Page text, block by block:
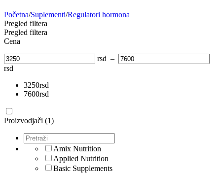
Početna/Suplementi/Regulatori hormona
Pregled filtera
Pregled filtera
Cena
rsd –
rsd
3250rsd
7600rsd
Proizvodjači (1)
Amix Nutrition
Applied Nutrition
Basic Supplements